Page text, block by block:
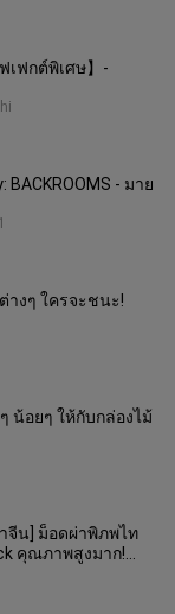
ฟเฟกต์พิเศษ】-
- มาย
างๆ ใครจะชนะ!
น้อยๆ ให้กับกล่องไม้
จีน] ม็อดผ่าพิภพไท
คุณภาพสูงมาก!
นาดยักษ์